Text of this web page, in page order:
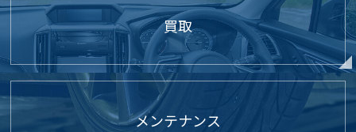
買取
メンテナンス